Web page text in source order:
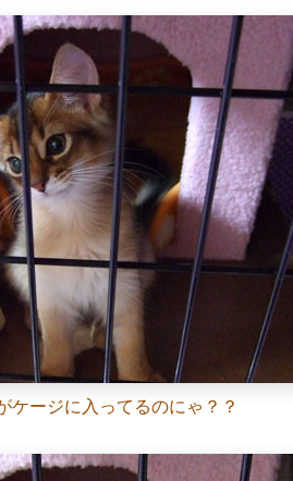
ケージに入ってるのにゃ？？